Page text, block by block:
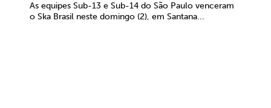
As equipes Sub-13 e Sub-14 do São Paulo venceram
o Ska Brasil neste domingo (2), em Santana...